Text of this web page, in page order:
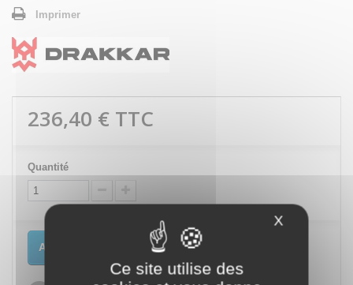
Ce site utilise des
X Masquer
Imprimer
236,40 € TTC
Quantité
Ajouter au panier